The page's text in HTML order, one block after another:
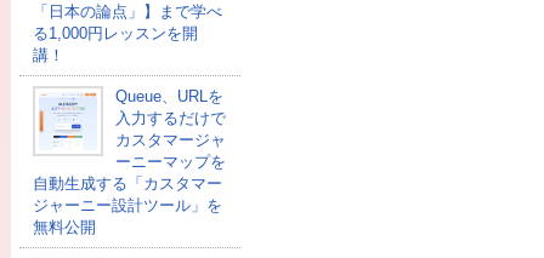
「日本の論点」】まで学べ
る1,000円レッスンを開
講！
Queue、URLを
入力するだけで
カスタマージャ
ーニーマップを
自動生成する「カスタマー
ジャーニー設計ツール」を
無料公開